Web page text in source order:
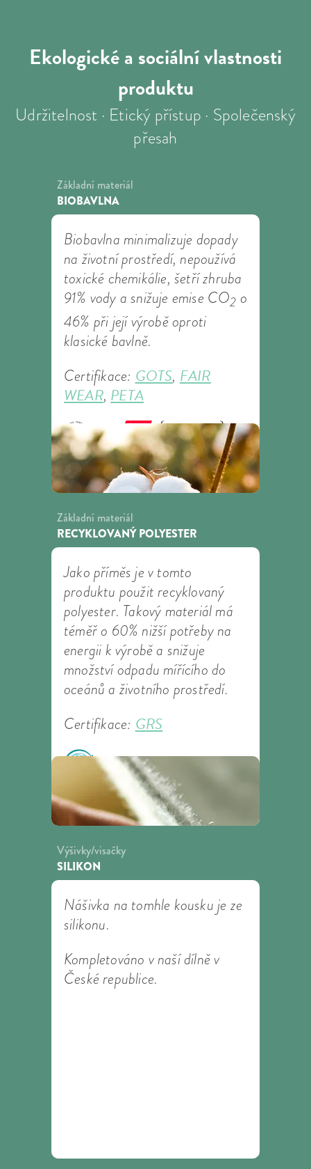
Ekologické a sociálnívlastnosti
produktu
Udržitelnost · Etický přístup · Společenský
přesah
Základní materiál
BIOBAVLNA
Biobavlna minimalizuje dopady
na životní prostředí, nepoužívá
toxické chemikálie, šetří zhruba
91% vody a snižuje emise CO2 o
46% při její výrobě oproti
klasické bavlně.
Certifikace: GOTS, FAIR
WEAR, PETA
Základní materiál
RECYKLOVANÝ POLYESTER
Jako příměs je v tomto
produktu použit recyklovaný
polyester. Takový materiál má
téměř o 60% nižší potřeby na
energii k výrobě a snižuje
množství odpadu mířícího do
oceánů a životního prostředí.
Certifikace: GRS
Výšivky/visačky
SILIKON
Nášivka na tomhle kousku je ze
silikonu.
Kompletováno v naší dílně v
České republice.